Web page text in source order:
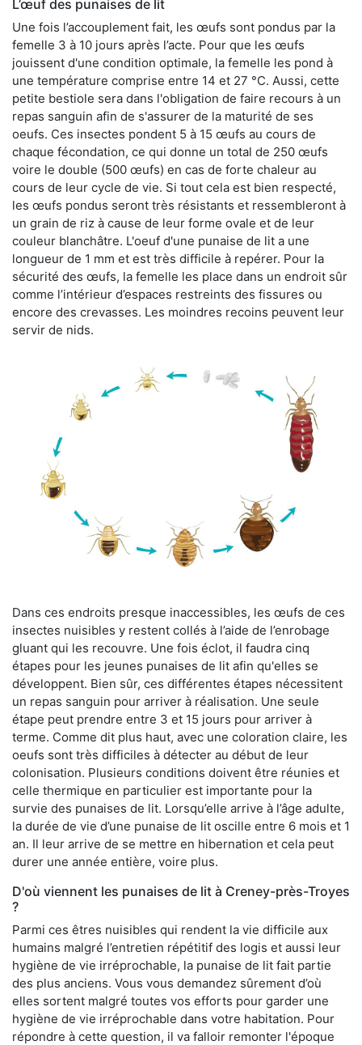
L’œuf des punaises de lit
Une fois l’accouplement fait, les œufs sont pondus par la
femelle 3 à 10 jours après l’acte. Pour que les œufs
jouissent d'une condition optimale, la femelle les pond à
une température comprise entre 14 et 27 °C. Aussi, cette
petite bestiole sera dans l'obligation de faire recours à un
repas sanguin afin de s'assurer de la maturité de ses
oeufs. Ces insectes pondent 5 à 15 œufs au cours de
chaque fécondation, ce qui donne un total de 250 œufs
voire le double (500 œufs) en cas de forte chaleur au
cours de leur cycle de vie. Si tout cela est bien respecté,
les œufs pondus seront très résistants et ressembleront à
un grain de riz à cause de leur forme ovale et de leur
couleur blanchâtre. L'oeuf d'une punaise de lit a une
longueur de 1 mm et est très difficile à repérer. Pour la
sécurité des œufs, la femelle les place dans un endroit sûr
comme l’intérieur d’espaces restreints des fissures ou
encore des crevasses. Les moindres recoins peuvent leur
servir de nids.
Dans ces endroits presque inaccessibles, les œufs de ces
insectes nuisibles y restent collés à l’aide de l’enrobage
gluant qui les recouvre. Une fois éclot, il faudra cinq
étapes pour les jeunes punaises de lit afin qu'elles se
développent. Bien sûr, ces différentes étapes nécessitent
un repas sanguin pour arriver à réalisation. Une seule
étape peut prendre entre 3 et 15 jours pour arriver à
terme. Comme dit plus haut, avec une coloration claire, les
oeufs sont très difficiles à détecter au début de leur
colonisation. Plusieurs conditions doivent être réunies et
celle thermique en particulier est importante pour la
survie des punaises de lit. Lorsqu’elle arrive à l’âge adulte,
la durée de vie d’une punaise de lit oscille entre 6 mois et 1
an. Il leur arrive de se mettre en hibernation et cela peut
durer une année entière, voire plus.
D'où viennent les punaises de lit à Creney-près-Troyes
?
Parmi ces êtres nuisibles qui rendent la vie difficile aux
humains malgré l’entretien répétitif des logis et aussi leur
hygiène de vie irréprochable, la punaise de lit fait partie
des plus anciens. Vous vous demandez sûrement d’où
elles sortent malgré toutes vos efforts pour garder une
hygiène de vie irréprochable dans votre habitation. Pour
répondre à cette question, il va falloir remonter l'époque